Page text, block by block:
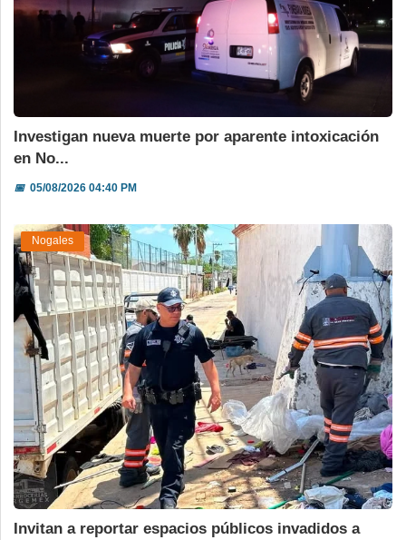
Investigan nueva muerte por aparente intoxicación
en No...
📅05/08/2026 04:40 PM
Nogales
Invitan a reportar espacios públicos invadidos a